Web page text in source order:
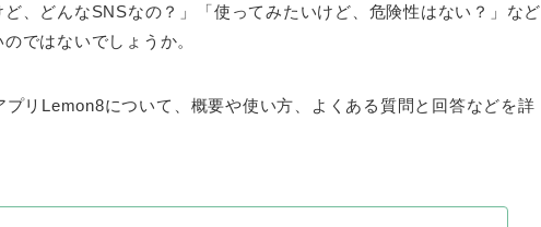
ど、どんなSNSなの？」「使ってみたいけど、危険性はない？」など
ではないでしょうか。
リLemon8について、概要や使い方、よくある質問と回答などを詳